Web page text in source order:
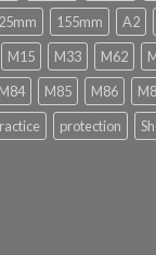
155mm A2
M15 M33 M62
M84 M85 M86
protection